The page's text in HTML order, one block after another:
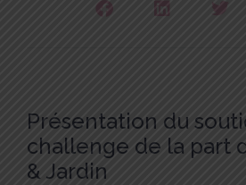
Présentation du
challenge de la part
& Jardin